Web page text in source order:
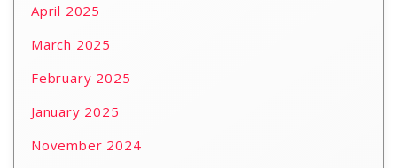
April 2025
March 2025
February 2025
January 2025
November 2024